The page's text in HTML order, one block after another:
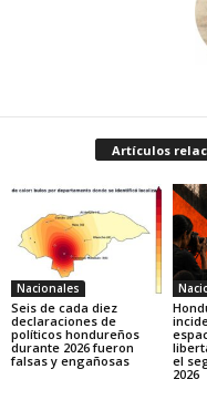
Artículos
Nacionales
Seis de cada diez
declaraciones de
políticos hondureños
durante 2026 fueron
falsas y engañosas
el
2026